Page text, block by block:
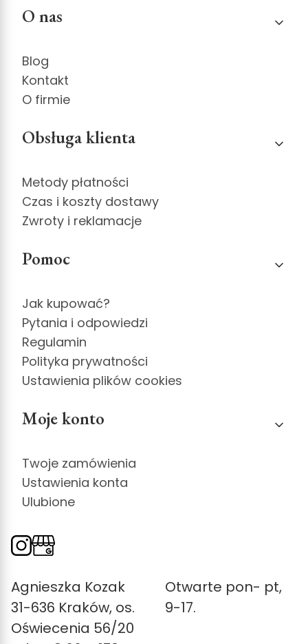
Linki w stopce
O nas
Blog
Kontakt
O firmie
Obsługa klienta
Metody płatności
Czas i koszty dostawy
Zwroty i reklamacje
Pomoc
Jak kupować?
Pytania i odpowiedzi
Regulamin
Polityka prywatności
Ustawienia plików cookies
Moje konto
Twoje zamówienia
Ustawienia konta
Ulubione
Agnieszka Kozak
31-636 Kraków, os.
Oświecenia 56/20
Otwarte pon- pt,
9-17.